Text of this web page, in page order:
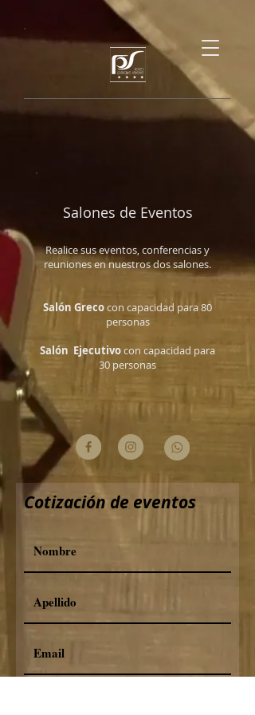
Salones de Eventos
Realice sus eventos, conferencias y
reuniones en nuestros dos salones.
Salón Grecocon capacidad para 80
personas
Salón Ejecutivocon capacidad para
30 personas
Cotización de eventos